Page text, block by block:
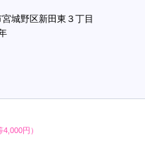
城野区新田東３丁目
4,000円）